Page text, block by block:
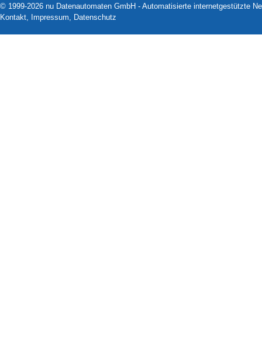
© 1999-2026 nu Datenautomaten GmbH - Automatisierte internetgestützte
Kontakt, Impressum, Datenschutz